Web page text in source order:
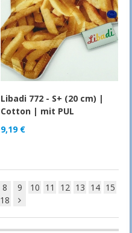
Libadi 772 - S+ (20 cm) |
Cotton | mit PUL
9,19 €
8 9 10 11 12 13 14 15
18